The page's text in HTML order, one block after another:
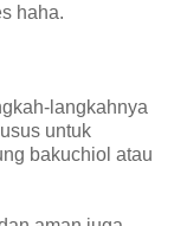
haha.
langkahnya
untuk
bakuchiol atau